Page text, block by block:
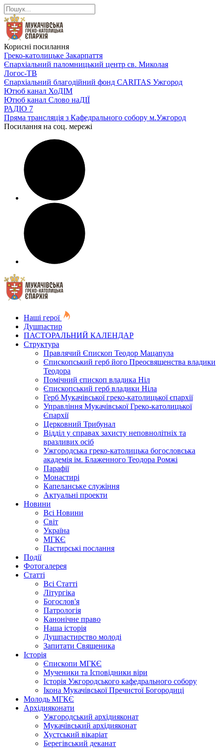
Корисні посилання
Греко-католицьке Закарпаття
Єпархіальний паломницький центр св. Миколая
Логос-ТВ
Єпархіальний благодійний фонд CARITAS Ужгород
Ютюб канал ХоДІМ
Ютюб канал Слово наДІЇ
РАДІО 7
Пряма трансляція з Кафедрального собору м.Ужгород
Посилання на соц. мережі
Наші герої
Душпастир
ПАСТОРАЛЬНИЙ КАЛЕНДАР
Структура
Правлячий Єпископ Теодор Мацапула
Єпископський герб його Преосвященства владики
Теодора
Помічний єпископ владика Ніл
Єпископський герб владики Ніла
Герб Мукачівської греко-католицької єпархії
Управління Мукачівської Греко-католицької
Єпархії
Церковний Трибунал
Відділ у справах захисту неповнолітніх та
вразливих осіб
Ужгородська греко-католицька богословська
академія ім. Блаженного Теодора Ромжі
Парафії
Монастирі
Капеланське служіння
Актуальні проекти
Новини
Всі Новини
Світ
Україна
МГКЄ
Пастирські послання
Події
Фотогалерея
Статті
Всі Статті
Літургіка
Богослов'я
Патрологія
Канонічне право
Наша історія
Душпастирство молоді
Запитати Священика
Історія
Єпископи МГКЄ
Мученики та Ісповідники віри
Історія Ужгородського кафедрального собору
Ікона Мукачівської Пречистої Богородиці
Молодь МГКЄ
Архідияконати
Ужгородський архідияконат
Мукачівський архідияконат
Хустський вікаріат
Берегівський деканат